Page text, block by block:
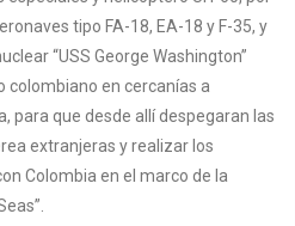
tipo FA-18, EA-18 y F-35, y
“USS George Washington”
colombiano en cercanías a
para que desde allí despegaran las
extranjeras y realizar los
Colombia en el marco de la